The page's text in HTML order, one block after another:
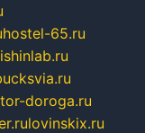
hostel-65.ru
doroga.ru
lovinskix.ru